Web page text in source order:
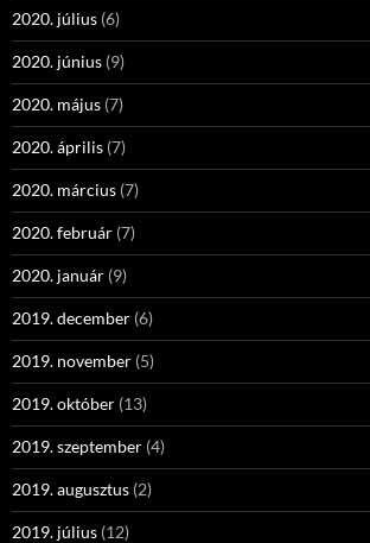
2020. július (6)
2020. június (9)
2020. május (7)
2020. április (7)
2020. március (7)
2020. február (7)
2020. január (9)
2019. december (6)
2019. november (5)
2019. október (13)
2019. szeptember (4)
2019. augusztus (2)
2019. július (12)